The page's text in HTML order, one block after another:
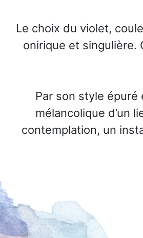
Le choix du violet,
onirique et singulière.
Par son style épuré
mélancolique d’un
contemplation, un